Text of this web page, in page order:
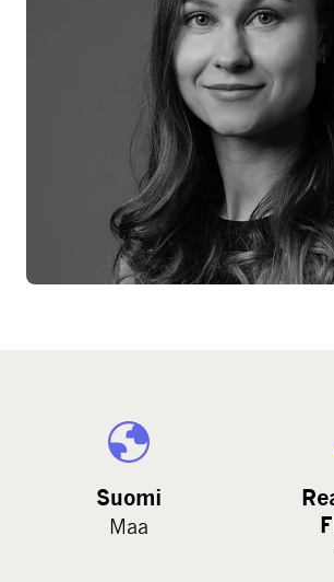
Suomi
Maa